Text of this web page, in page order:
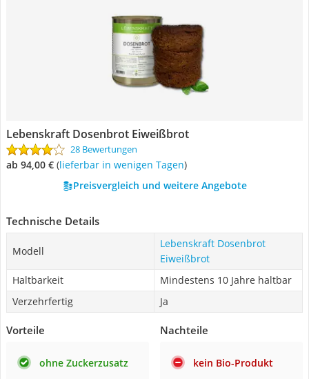
Lebenskraft Dosenbrot Eiweißbrot
28 Bewertungen
ab 94,00 € ( Lieferbar in wenigen Tagen)
Preisvergleich und weitere Angebote
Technische Details
Modell
Lebenskraft Dosenbrot
Eiweißbrot
Haltbarkeit
Mindestens 10 Jahre haltbar
Verzehrfertig
Ja
Vorteile
ohne Zuckerzusatz
Nachteile
kein Bio-Produkt